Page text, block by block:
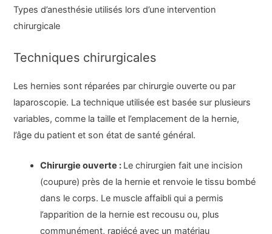
Types d’anesthésie utilisés lors d’une intervention
chirurgicale
Techniques chirurgicales
Les hernies sont réparées par chirurgie ouverte ou par
laparoscopie. La technique utilisée est basée sur plusieurs
variables, comme la taille et l’emplacement de la hernie,
l’âge du patient et son état de santé général.
Chirurgie ouverte : Le chirurgien fait une incision
(coupure) près de la hernie et renvoie le tissu bombé
dans le corps. Le muscle affaibli qui a permis
l’apparition de la hernie est recousu ou, plus
communément, rapiécé avec un matériau